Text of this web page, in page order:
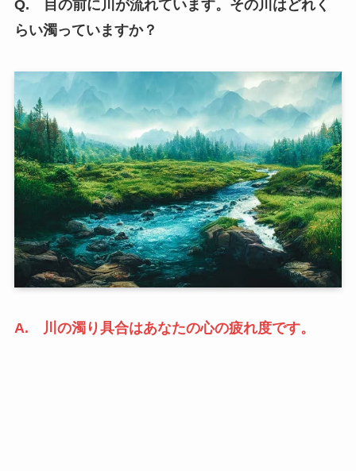
Q. 目の前に川が流れています。その川はどれく
らい濁っていますか？
A. 川の濁り具合はあなたの心の疲れ度です。